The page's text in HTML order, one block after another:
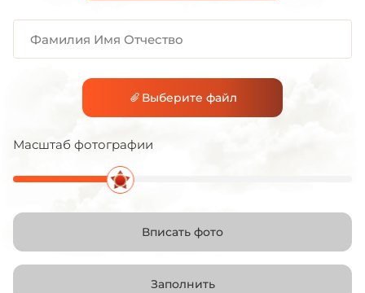
Выберите файл
Масштаб фотографии
Вписать фото
Заполнить